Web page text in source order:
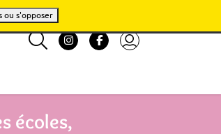
écoles,
ou s'opposer